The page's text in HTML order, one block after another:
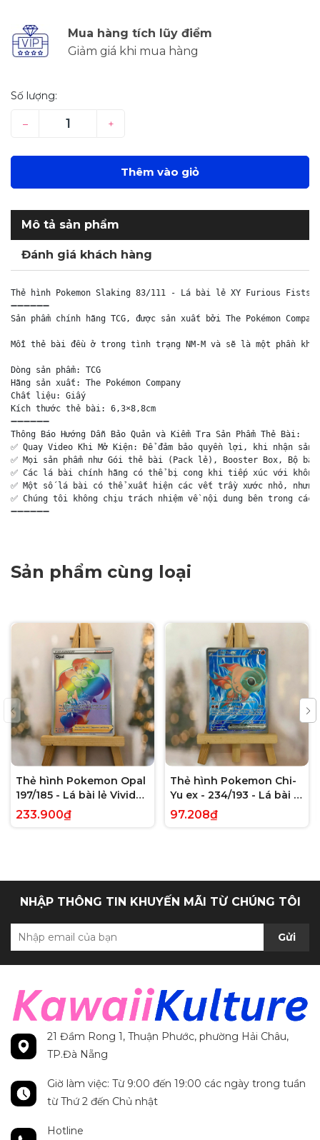
Mua hàng tích lũy điểm
Giảm giá khi mua hàng
Số lượng:
– +
Thêm vào giỏ
Mô tả sản phẩm
Đánh giá khách hàng
Thẻ hình Pokemon Slaking 83/111 - Lá bài lẻ XY Furious Fists
➖➖➖➖➖➖
Sản phẩm chính hãng TCG, được sản xuất bởi The Pokémon
Mỗi thẻ bài đều ở trong tình trạng NM-M và sẽ là một phần
Dòng sản phẩm: TCG
Hãng sản xuất: The Pokémon Company
Chất liệu: Giấy
Kích thước thẻ bài: 6,3×8,8cm
➖➖➖➖➖➖
Thông Báo Hướng Dẫn Bảo Quản và Kiểm Tra Sản Phẩm Thẻ Bài:
✅ Quay Video Khi Mở Kiện: Để đảm bảo quyền lợi, khi nhận
✅ Mọi sản phẩm như Gói thẻ bài (Pack lẻ), Booster Box, Bộ
✅ Các lá bài chính hãng có thể bị cong khi tiếp xúc với
✅ Một số lá bài có thể xuất hiện các vết trầy xước nhỏ,
✅ Chúng tôi không chịu trách nhiệm về nội dung bên trong
➖➖➖➖➖➖
Sản phẩm cùng loại
Thẻ hình Pokemon Opal
197/185 - Lá bài lẻ Vivid
Voltage Hyper Rare tiếng
Anh chính hãng
233.900₫
Thẻ hình Pokemon Chi-
Yu ex - 234/193 - Lá bài lẻ
Paldea Evolved Full Art
Secret Rare tiếng Anh
97.208₫
NHẬP THÔNG TIN KHUYẾN MÃI TỪ CHÚNG TÔI
Gửi
21 Đầm Rong 1, Thuận Phước, phường Hải Châu,
TP.Đà Nẵng
Giờ làm việc: Từ 9:00 đến 19:00 các ngày trong tuần
từ Thứ 2 đến Chủ nhật
Hotline